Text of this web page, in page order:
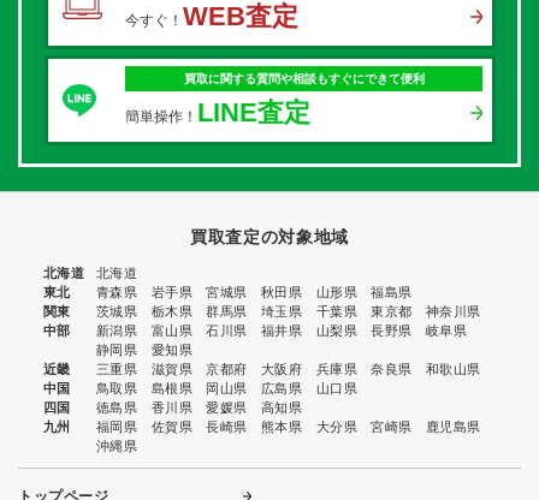
今すぐ！ WEB査定
買取に関する質問や相談もすぐにできて便利
簡単操作！ LINE査定
買取査定の対象地域
北海道
北海道
東北
青森県 岩手県 宮城県 秋田県 山形県
福島県
関東
茨城県 栃木県 群馬県 埼玉県 千葉県 東京都
神奈川県
中部
新潟県 富山県 石川県 福井県 山梨県 長野県
岐阜県
静岡県
愛知県
近畿
三重県 滋賀県 京都府 大阪府 兵庫県 奈良県
和歌山県
中国
鳥取県 島根県 岡山県 広島県
山口県
四国
徳島県 香川県 愛媛県
高知県
九州
福岡県 佐賀県 長崎県 熊本県 大分県 宮崎県
鹿児島県
沖縄県